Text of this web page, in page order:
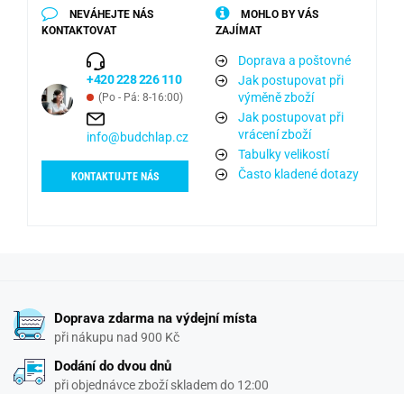
NEVÁHEJTE NÁS
KONTAKTOVAT
+420 228 226 110
(Po - Pá: 8-16:00)
info@budchlap.cz
KONTAKTUJTE NÁS
MOHLO BY VÁS
ZAJÍMAT
Doprava a poštovné
Jak postupovat při
výměně zboží
Jak postupovat při
vrácení zboží
Tabulky velikostí
Často kladené dotazy
Doprava zdarma na výdejní místa
při nákupu nad 900 Kč
Dodání do dvou dnů
při objednávce zboží skladem do 12:00